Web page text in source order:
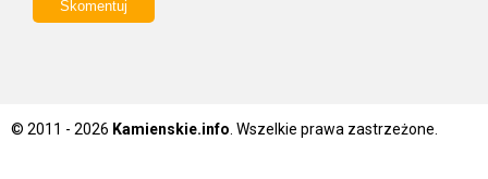
© 2011 - 2026 Kamienskie.info . Wszelkie prawa zastrzeżone.